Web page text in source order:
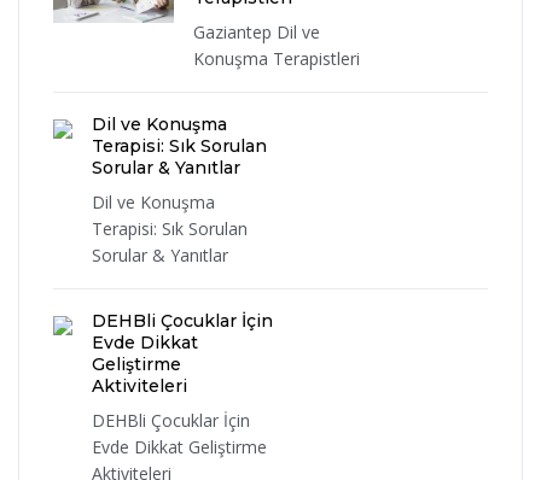
Gaziantep Dil ve
Konuşma Terapistleri
Dil ve Konuşma
Terapisi: Sık Sorulan
Sorular & Yanıtlar
Dil ve Konuşma
Terapisi: Sık Sorulan
Sorular & Yanıtlar
DEHBli Çocuklar İçin
Evde Dikkat
Geliştirme
Aktiviteleri
DEHBli Çocuklar İçin
Evde Dikkat Geliştirme
Aktiviteleri